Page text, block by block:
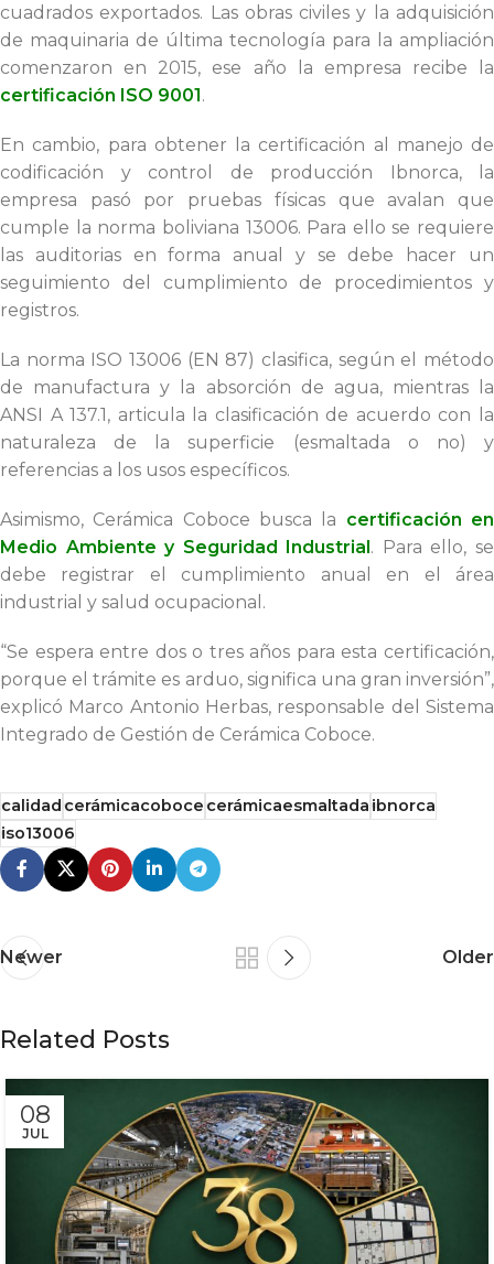
cuadrados exportados. Las obras civiles y la adquisición
de maquinaria de última tecnología para la ampliación
comenzaron en 2015, ese año la empresa recibe la
certificación ISO 9001.
En cambio, para obtener la certificación al manejo de
codificación y control de producción Ibnorca, la
empresa pasó por pruebas físicas que avalan que
cumple la norma boliviana 13006. Para ello se requiere
las auditorias en forma anual y se debe hacer un
seguimiento del cumplimiento de procedimientos y
registros.
La norma ISO 13006 (EN 87) clasifica, según el método
de manufactura y la absorción de agua, mientras la
ANSI A 137.1, articula la clasificación de acuerdo con la
naturaleza de la superficie (esmaltada o no) y
referencias a los usos específicos.
Asimismo, Cerámica Coboce busca la certificación en
Medio Ambiente y Seguridad Industrial. Para ello, se
debe registrar el cumplimiento anual en el área
industrial y salud ocupacional.
“Se espera entre dos o tres años para esta certificación,
porque el trámite es arduo, significa una gran inversión”,
explicó Marco Antonio Herbas, responsable del Sistema
Integrado de Gestión de Cerámica Coboce.
calidadcerámicacobocecerámicaesmaltadaibnorca
iso13006
Newer Older
Related Posts
08
JUL